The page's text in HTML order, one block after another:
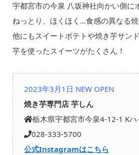
宇都宮市の今泉 八坂神社向かい側に
ねっとり、ほくほく…食感の異なる焼
他にもスイートポテトや焼き芋サン
芋を使ったスイーツがたくさん！
2023年3月1日 NEW OPEN
焼き芋専門店 芋しん
栃木県宇都宮市今泉4-12-1 Kハ
028-333-5700
公式Instagramはこちら